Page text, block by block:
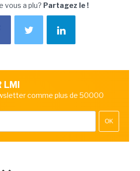
vous a plu? Partagez le !
comme plus de 50000
OK